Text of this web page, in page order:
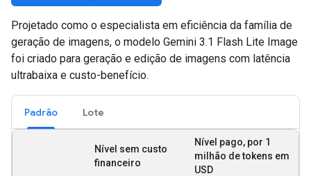
Projetado como o especialista em eficiência da família de
geração de imagens, o modelo Gemini 3.1 Flash Lite Image
foi criado para geração e edição de imagens com latência
ultrabaixa e custo-benefício.
Padrão Lote
Nível sem custo
financeiro
Nível pago, por 1
milhão de tokens em
USD